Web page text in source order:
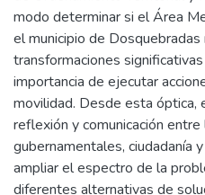
modo determinar si el Área
el municipio de
transformaciones
importancia de ejecutar
movilidad. Desde esta óptica,
reflexión y comunicación
gubernamentales, ciudadanía
ampliar el espectro de la
diferentes alternativas de